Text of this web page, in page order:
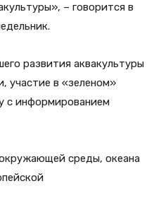
– говорится в
развития аквакультуры
участие в «зеленом»
с информированием
среды, океана